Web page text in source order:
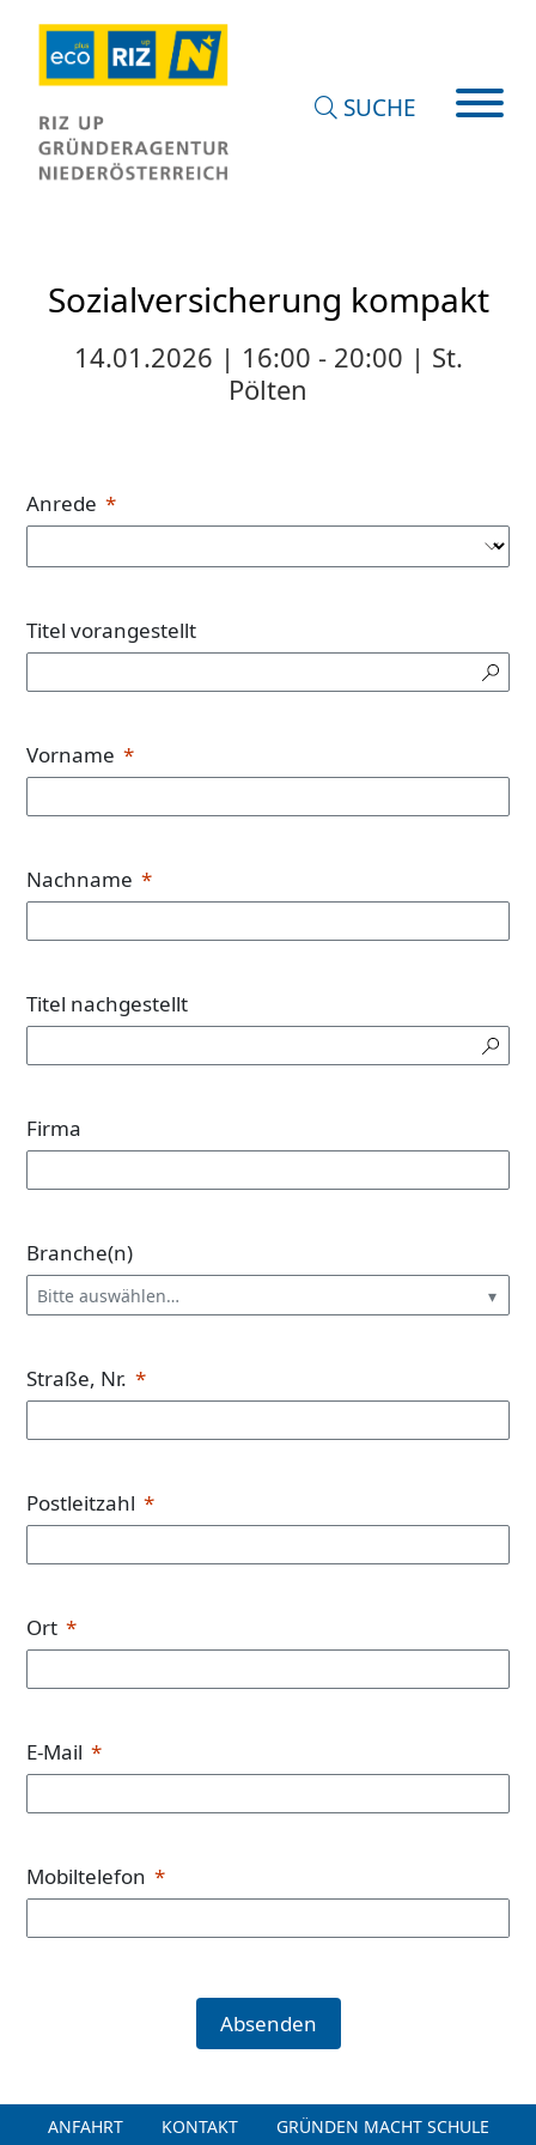
SUCHE
Sozialversicherung kompakt
14.01.2026 | 16:00 - 20:00 | St.
Pölten
Anrede
Titel vorangestellt
Vorname
Nachname
Titel nachgestellt
Firma
Branche(n)
Bitte auswählen…
Straße, Nr.
Postleitzahl
Ort
E-Mail
Mobiltelefon
Absenden
ANFAHRT KONTAKT GRÜNDEN MACHT SCHULE